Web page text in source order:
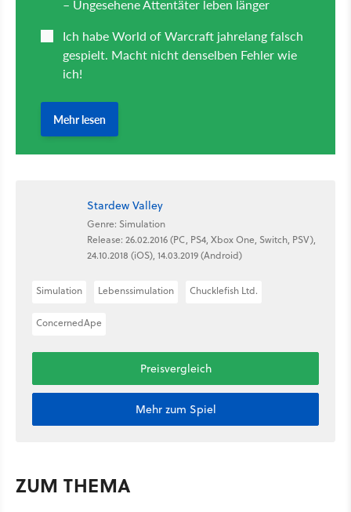
Stardew Valley
Genre: Simulation
Release: 26.02.2016 (PC, PS4, Xbox One, Switch, PSV),
24.10.2018 (iOS), 14.03.2019 (Android)
Simulation Lebenssimulation Chucklefish Ltd.
ConcernedApe
Preisvergleich
Mehr zum Spiel
ZUM THEMA